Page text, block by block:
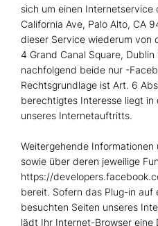
sich um einen Internetservice
California Ave, Palo Alto, CA
dieser Service wiederum von
4 Grand Canal Square,
nachfolgend beide nur -
Rechtsgrundlage ist Art. 6
berechtigtes Interesse liegt
unseres Internetauftritts.
Weitergehende
sowie über deren jeweilige
https://
bereit. Sofern das Plug-in auf
besuchten Seiten unseres
lädt Ihr Internet-Browser eine